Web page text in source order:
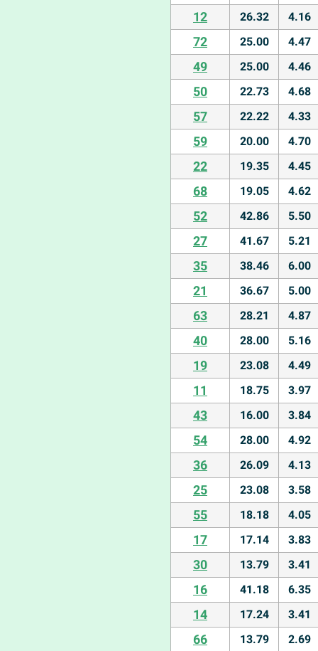
12 26.32 4.16
72 25.00 4.47
49 25.00 4.46
50 22.73 4.68
57 22.22 4.33
59 20.00 4.70
22 19.35 4.45
68 19.05 4.62
52 42.86 5.50
27 41.67 5.21
35 38.46 6.00
21 36.67 5.00
63 28.21 4.87
40 28.00 5.16
19 23.08 4.49
11 18.75 3.97
43 16.00 3.84
54 28.00 4.92
36 26.09 4.13
25 23.08 3.58
55 18.18 4.05
17 17.14 3.83
30 13.79 3.41
16 41.18 6.35
14 17.24 3.41
66 13.79 2.69